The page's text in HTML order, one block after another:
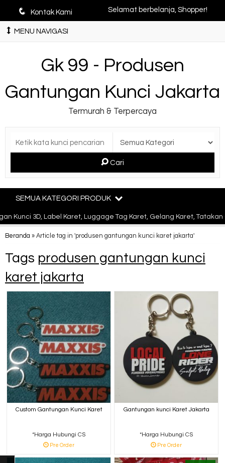
q Kontak Kami Selamat berbelanja, Shopper!
MENU NAVIGASI
Gk 99 - Produsen
Gantungan Kunci Jakarta
Termurah & Terpercaya
Cari
SEMUA KATEGORI PRODUK
Kunci 3D, Label Karet, Luggage Tag Karet, Gelang Karet,
Beranda » Article tag in 'produsen gantungan kunci karet jakarta'
Tags produsen gantungan kunci
karet jakarta
Custom Gantungan Kunci Karet
*Harga Hubungi CS
Pre Order
Gantungan kunci Karet Jakarta
*Harga Hubungi CS
Pre Order